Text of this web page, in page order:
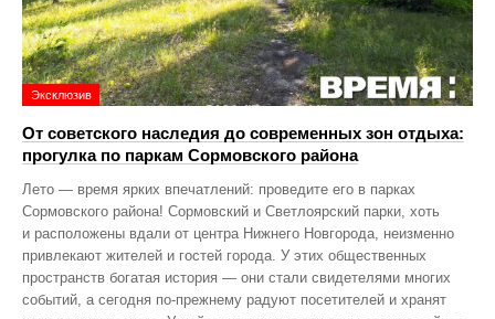
Эксклюзив
От советского наследия до современных зон отдыха:
прогулка по паркам Сормовского района
Лето — время ярких впечатлений: проведите его в парках
Сормовского района! Сормовский и Светлоярский парки, хоть
и расположены вдали от центра Нижнего Новгорода, неизменно
привлекают жителей и гостей города. У этих общественных
пространств богатая история — они стали свидетелями многих
событий, а сегодня по‑прежнему радуют посетителей и хранят